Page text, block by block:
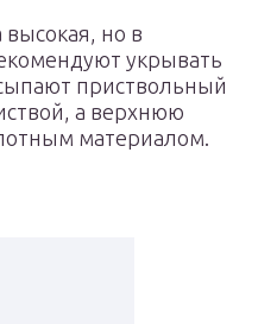
высокая, но в
укрывать
приствольный
а верхнюю
материалом.